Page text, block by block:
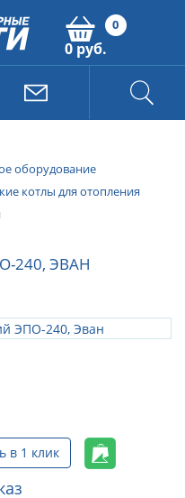
0
0 руб.
оборудование
котлы для отопления
240, ЭВАН
в 1 клик